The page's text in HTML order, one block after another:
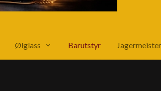
Ølglass Barutstyr Jagermeister